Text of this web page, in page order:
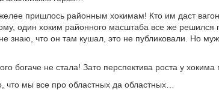
пришлось районным хокимам! Кто им даст
один хоким районного масштаба все же решился
знаю, что он там кушал, это не публиковали. Но
богаче не стала! Зато перспектива роста у хокима
что мы все про областных да областных…